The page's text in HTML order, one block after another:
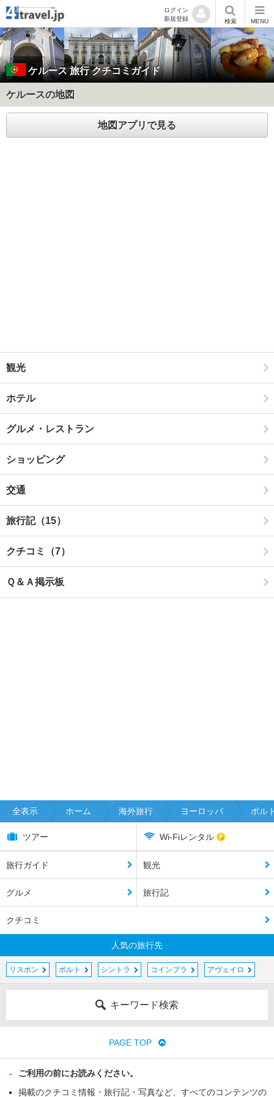
ログイン
新規登録
検索 MENU
ケルース旅行 クチコミガイド
ケルースの地図
地図アプリで見る
観光
ホテル
グルメ・レストラン
ショッピング
交通
旅行記（15）
クチコミ（7）
Ｑ＆Ａ掲示板
全表示 ホーム 海外旅行 ヨーロッパ ポル
ツアー Wi-Fiレンタル
旅行ガイド 観光
グルメ 旅行記
クチコミ
人気の旅行先
リスボン ポルト シントラ コインブラ アヴェイロ
キーワード検索
PAGE TOP
ご利用の前にお読みください。
掲載のクチコミ情報・旅行記・写真など、すべてのコンテンツの